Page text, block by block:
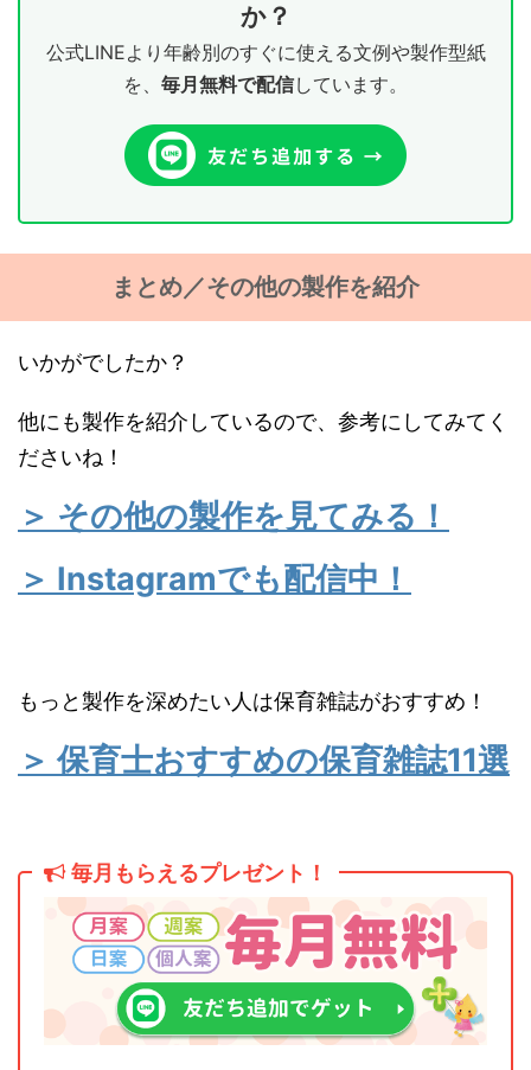
か？
公式LINEより年齢別のすぐに使える文例や製作型紙
を、 毎月無料で配信しています。
まとめ／その他の製作を紹介
いかがでしたか？
他にも製作を紹介しているので、参考にしてみてく
ださいね！
＞ その他の製作を見てみる！
＞ Instagramでも配信中！
もっと製作を深めたい人は保育雑誌がおすすめ！
＞ 保育士おすすめの保育雑誌11選
毎月もらえるプレゼント！